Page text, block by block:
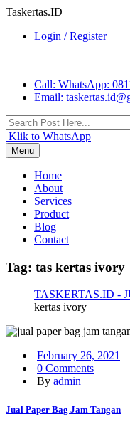
Taskertas.ID
Login / Register
Call: WhatsApp:
Email:
Klik to WhatsApp
Menu
Home
About
Services
Product
Blog
Contact
Tag: tas kertas ivory
TASKERTAS.ID -
kertas ivory
February 26, 2021
0 Comments
By admin
Jual Paper Bag Jam Tangan